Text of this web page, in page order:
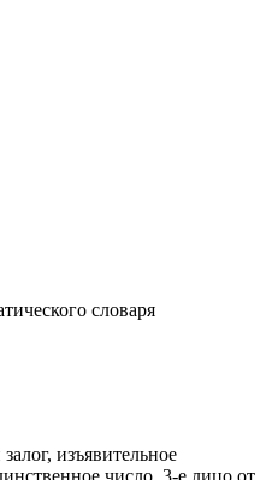
словаря
изъявительное
число, 3-е лицо от